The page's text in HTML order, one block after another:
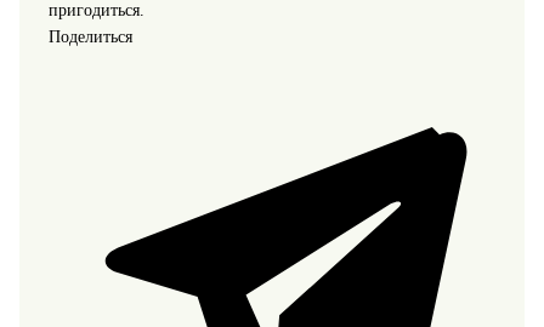
пригодиться.
Поделиться